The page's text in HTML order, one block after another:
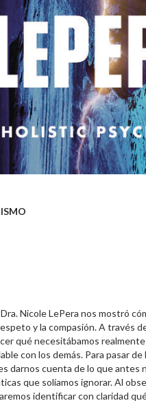
Nicole LePera nos mostró
y la compasión. A través
qué necesitábamos
con los demás. Para pasar
darnos cuenta de lo que antes
que solíamos ignorar. Al
identificar con claridad